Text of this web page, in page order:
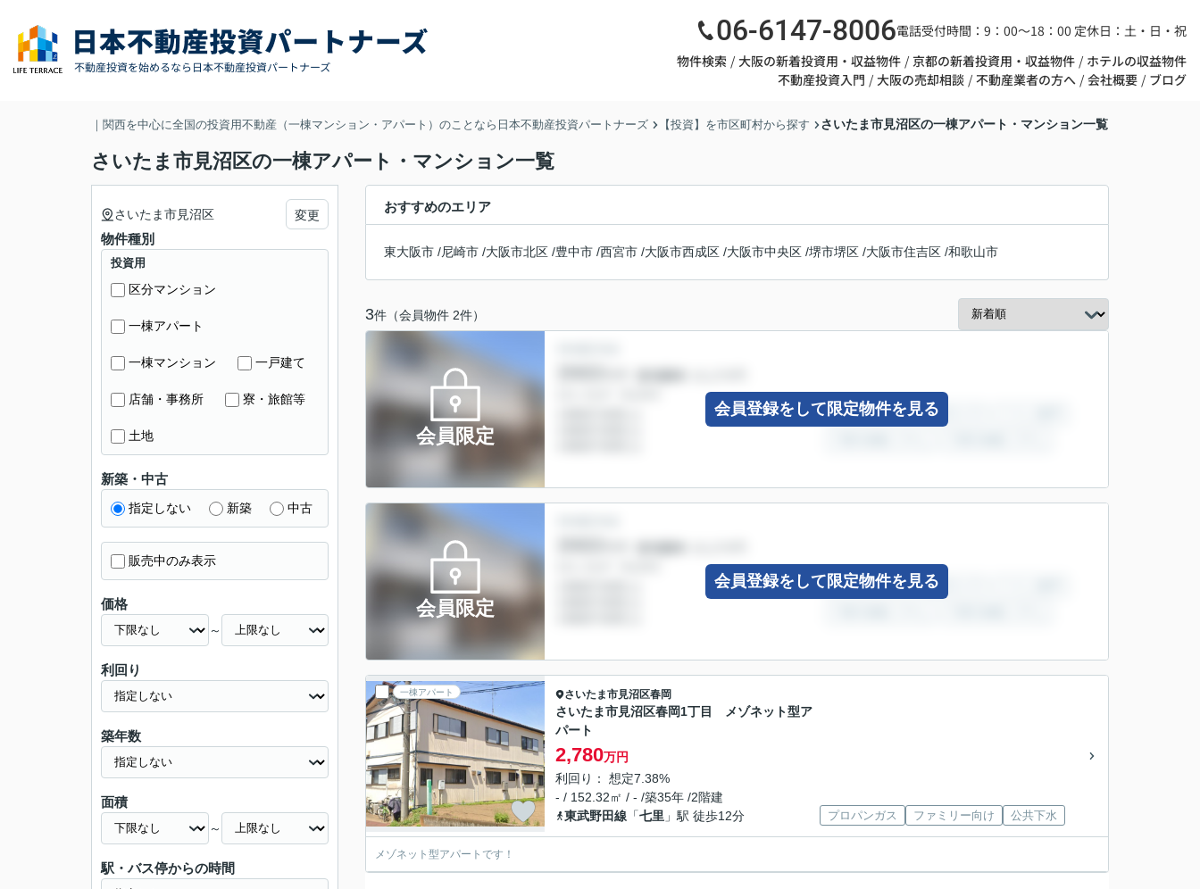
06-6147-8006電話受付時間：9：00～18：00 定休日：土・日・祝
物件検索
大阪の新着投資用・収益物件 京都の新着投資用・収益物件
ホテルの収益物件
不動産投資入門
大阪の売却相談 不動産業者の方へ 会社概要 ブログ
｜関西を中心に全国の投資用不動産（一棟マンション・アパート）のことなら日本不動産投資パートナーズ 【投資】を市区町村から探す さいたま市見沼区の一棟アパート・マンション一覧
さいたま市見沼区の一棟アパート・マンション一覧
おすすめのエリア
東大阪市 /尼崎市 /大阪市北区 /豊中市 /西宮市 /大阪市西成区 /大阪市中央区 /堺市堺区 /大阪市住吉区 /和歌山市
3件（会員物件 2件）
会員限定
会員登録をして限定物件を見る
会員限定
会員登録をして限定物件を見る
一棟アパート さいたま市見沼区春岡
さいたま市見沼区春岡1丁目 メゾネット型ア
パート
2,780万円
利回り： 想定7.38%
- / 152.32㎡ / - /築35年 /2階建
東武野田線 「七里 」駅 徒歩12分 プロパンガス ファミリー向け 公共下水
メゾネット型アパートです！
さいたま市見沼区 変更
物件種別
投資用
区分マンション
一棟アパート
一棟マンション 一戸建て
店舗・事務所 寮・旅館等
土地
新築・中古
指定しない 新築 中古
販売中のみ表示
価格
～
利回り
築年数
面積
～
駅・バス停からの時間